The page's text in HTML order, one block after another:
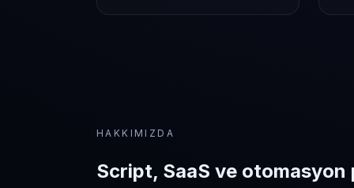
HAKKIMIZDA
Script, SaaS ve otomasyon